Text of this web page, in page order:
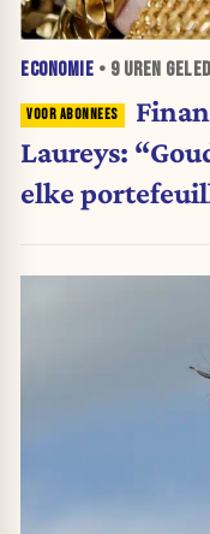
ECONOMIE • 9 UREN
Laureys:
elke